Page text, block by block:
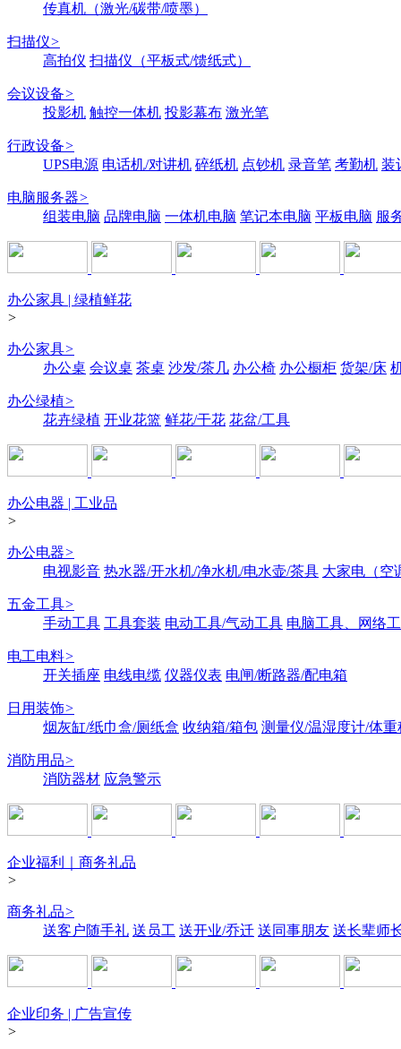
传真机（激光/碳带/喷墨）
扫描仪>
高拍仪 扫描仪（平板式/馈纸式）
会议设备>
投影机 触控一体机 投影幕布 激光笔
行政设备>
UPS电源 电话机/对讲机 碎纸机 点钞机 录音笔 考勤机 装
电脑服务器>
组装电脑 品牌电脑 一体机电脑 笔记本电脑 平板电脑 服
办公家具 | 绿植鲜花
>
办公家具>
办公桌 会议桌 茶桌 沙发/茶几 办公椅 办公橱柜 货架/床
办公绿植>
花卉绿植 开业花篮 鲜花/干花 花盆/工具
办公电器 | 工业品
>
办公电器>
电视影音 热水器/开水机/净水机/电水壶/茶具 大家电（空
五金工具>
手动工具 工具套装 电动工具/气动工具 电脑工具、网络
电工电料>
开关插座 电线电缆 仪器仪表 电闸/断路器/配电箱
日用装饰>
烟灰缸/纸巾盒/厕纸盒 收纳箱/箱包 测量仪/温湿度计/体重
消防用品>
消防器材 应急警示
企业福利｜商务礼品
>
商务礼品>
送客户随手礼 送员工 送开业/乔迁 送同事朋友 送长辈师
企业印务 | 广告宣传
>